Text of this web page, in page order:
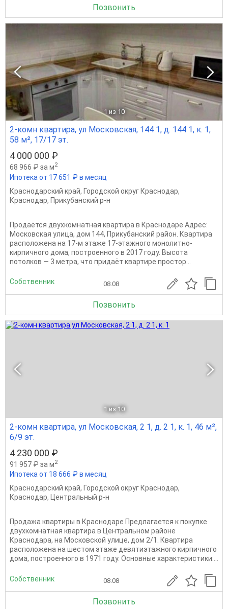
Позвонить
1 из 10
2-комн квартира, ул Московская, 144 1, д. 144 1, к. 1,
58 м², 17/17 эт.
4 000 000 ₽
68 966 ₽ за м2
Ипотека от 17 651 ₽ в месяц
Краснодарский край, Городской округ Краснодар,
Краснодар, Прикубанский р-н
Продаётся двухкомнатная квартира в Краснодаре Адрес:
Московская улица, дом 144, Прикубанский район. Квартира
расположена на 17-м этаже 17-этажного монолитно-
кирпичного дома, построенного в 2017 году. Высота
потолков — 3 метра, что придаёт квартире простор...
Собственник 08.08
Позвонить
1 из 10
2-комн квартира, ул Московская, 2 1, д. 2 1, к. 1, 46 м²,
6/9 эт.
4 230 000 ₽
91 957 ₽ за м2
Ипотека от 18 666 ₽ в месяц
Краснодарский край, Городской округ Краснодар,
Краснодар, Центральный р-н
Продажа квартиры в Краснодаре Предлагается к покупке
двухкомнатная квартира в Центральном районе
Краснодара, на Московской улице, дом 2/1. Квартира
расположена на шестом этаже девятиэтажного кирпичного
дома, построенного в 1971 году. Основные характеристики:...
Собственник 08.08
Позвонить